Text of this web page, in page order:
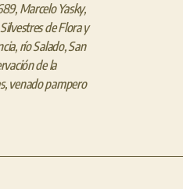
, Marcelo Yasky,
de Flora y
, río Salado,San
de la
, venado pampero